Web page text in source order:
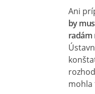
Ani
by
radám
mohla